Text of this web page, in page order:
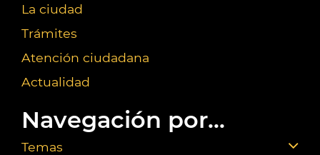
La ciudad
Trámites
Atención ciudadana
Actualidad
Navegación por...
Temas